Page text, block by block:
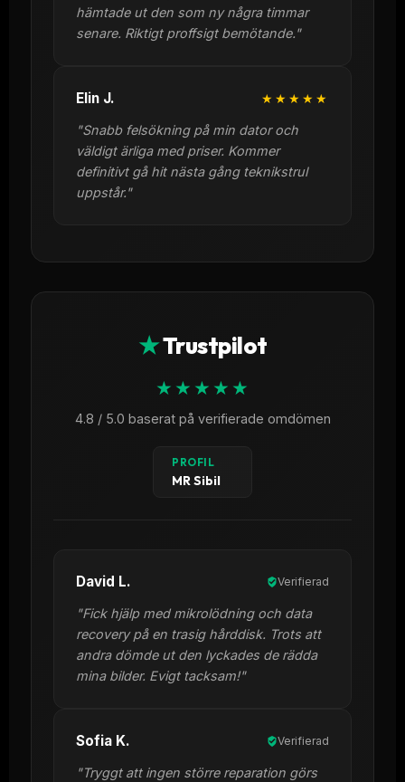
hämtade ut den som ny några timmar
senare. Riktigt proffsigt bemötande."
Elin J. ★★★★★
"Snabb felsökning på min dator och
väldigt ärliga med priser. Kommer
definitivt gå hit nästa gång teknikstrul
uppstår."
★Trustpilot
★★★★★
4.8 / 5.0 baserat på verifierade omdömen
PROFIL
MR Sibil
David L. Verifierad
"Fick hjälp med mikrolödning och data
recovery på en trasig hårddisk. Trots att
andra dömde ut den lyckades de rädda
mina bilder. Evigt tacksam!"
Sofia K. Verifierad
"Tryggt att ingen större reparation görs